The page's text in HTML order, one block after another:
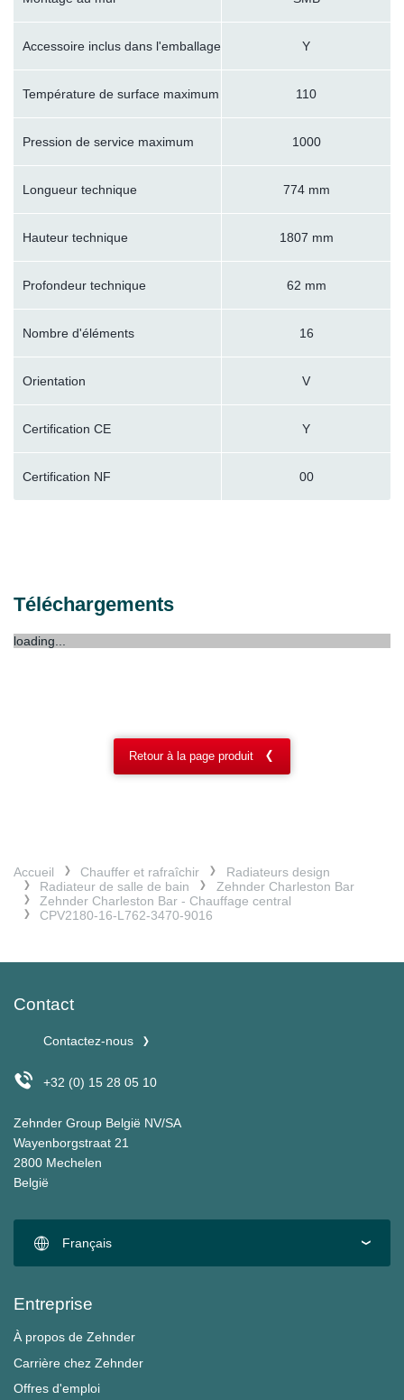
Accessoire inclus dans l'emballage Y
Température de surface maximum 110
Pression de service maximum 1000
Longueur technique 774 mm
Hauteur technique 1807 mm
Profondeur technique 62 mm
Nombre d'éléments 16
Orientation V
Certification CE Y
Certification NF 00
Téléchargements
loading...
Retour à la page produit
Accueil Chauffer et rafraîchir
Radiateurs design
Radiateur de salle de bain
Zehnder Charleston Bar
Zehnder Charleston Bar - Chauffage central
CPV2180-16-L762-3470-9016
Contact
Contactez-nous
+32 (0) 15 28 05 10
Zehnder Group België NV/SA
Wayenborgstraat 21
2800 Mechelen
België
Français
Entreprise
À propos de Zehnder
Carrière chez Zehnder
Offres d'emploi